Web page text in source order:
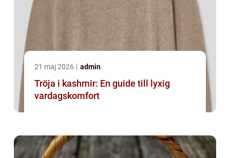
21 maj 2026 admin
Tröja i kashmir: En guide till lyxig
vardagskomfort